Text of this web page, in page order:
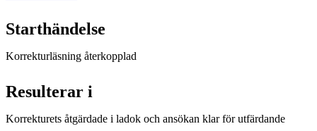
Starthändelse
Korrekturläsning återkopplad
Resulterar i
Korrekturets åtgärdade i ladok och ansökan klar för utfärdande